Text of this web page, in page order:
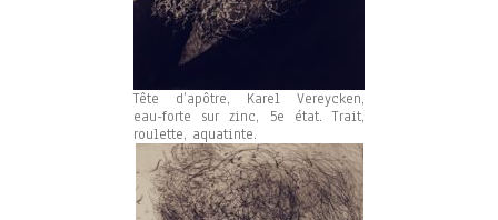
Tête d’apôtre, Karel Vereycken,
eau-forte sur zinc, 5e état. Trait,
roulette, aquatinte.